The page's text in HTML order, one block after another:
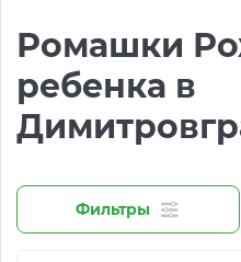
Ромашки
ребенка в
Фильтры